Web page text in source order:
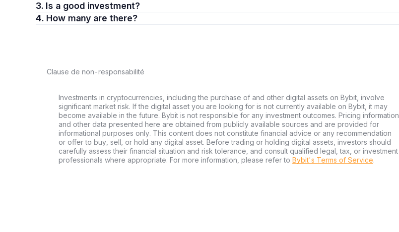
3. Is a good investment?
4. How many are there?
Clause de non-responsabilité
Investments in cryptocurrencies, including the purchase of and other digital assets on Bybit, involve
significant market risk. If the digital asset you are looking for is not currently available on Bybit, it may
become available in the future. Bybit is not responsible for any investment outcomes. Pricing information
and other data presented here are obtained from publicly available sources and are provided for
informational purposes only. This content does not constitute financial advice or any recommendation
or offer to buy, sell, or hold any digital asset. Before trading or holding digital assets, investors should
carefully assess their financial situation and risk tolerance, and consult qualified legal, tax, or investment
professionals where appropriate. For more information, please refer to Bybit's Terms of Service.